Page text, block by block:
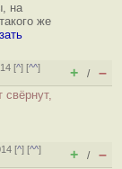
на
же
[^] [^^]
+ / –
свёрнут,
[^] [^^]
+ / –